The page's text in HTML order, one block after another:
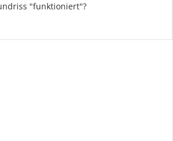
"funktioniert"?